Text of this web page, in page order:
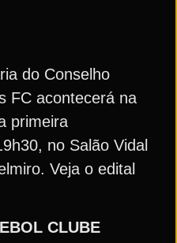
do Conselho
FC acontecerá na
primeira
no Salão Vidal
Veja o edital
CLUBE